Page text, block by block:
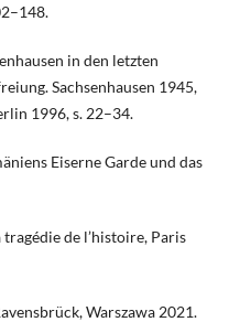
in den letzten
Sachsenhausen 1945,
1996, s. 22–34.
Eiserne Garde und das
de l’histoire, Paris
Warszawa 2021.